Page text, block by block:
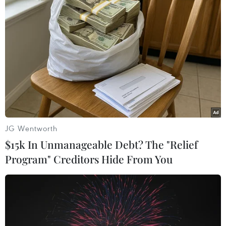
Theo dõi VietnamPlus
TIN LIÊN QUAN
JG Wentworth
$15k In Unmanageable Debt? The "Relief
Program" Creditors Hide From You